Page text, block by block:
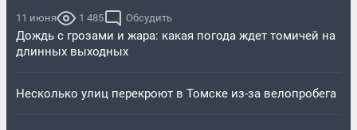
11 июня 1 485 Обсудить
Дождь с грозами и жара: какая погода ждет томичей на
длинных выходных
Несколько улиц перекроют в Томске из-за велопробега